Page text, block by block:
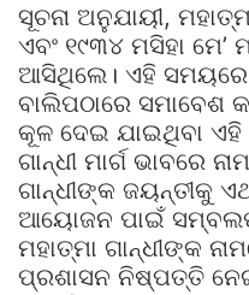
ସୂଚନା ଅନୁଯାୟୀ,
ଏବଂ ୧୯୩୪ ମସିହା
ଆସିଥିଲେ। ଏହି ସମୟରେ
ବାଲିପଠାରେ ସମାବେଶ
କୂଳ ଦେଇ ଯାଇଥିବା
ଗାନ୍ଧୀ ମାର୍ଗ ଭାବରେ
ଗାନ୍ଧୀଙ୍କ ଜୟନ୍ତୀକୁ
ଆୟୋଜନ ପାଇଁ
ମହାତ୍ମା ଗାନ୍ଧୀଙ୍କ
ପ୍ରଶାସନ ନିଷ୍ପତ୍ତି